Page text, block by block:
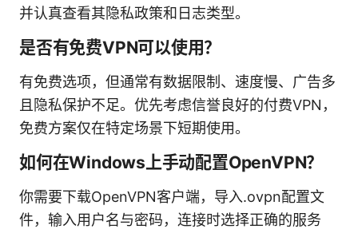
并认真查看其隐私政策和日志类型。
是否有免费VPN可以使用？
有免费选项，但通常有数据限制、速度慢、广告多
且隐私保护不足。优先考虑信誉良好的付费VPN，
免费方案仅在特定场景下短期使用。
如何在Windows上手动配置OpenVPN？
你需要下载OpenVPN客户端，导入.ovpn配置文
件，输入用户名与密码，连接时选择正确的服务